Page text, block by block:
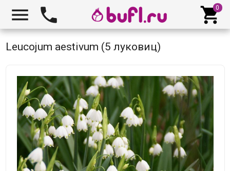
  
Leucojum aestivum (5 луковиц)